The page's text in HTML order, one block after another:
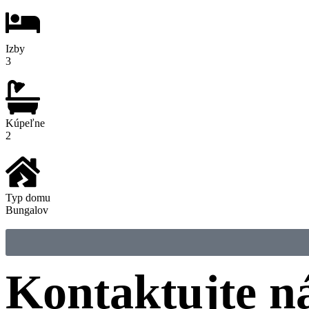
Izby
3
Kúpeľne
2
Typ domu
Bungalov
Kontaktujte